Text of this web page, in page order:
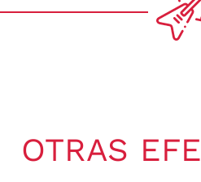
OTRAS